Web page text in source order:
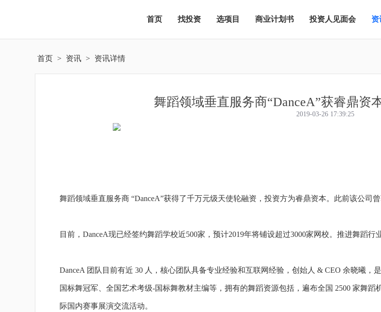
首页 找投资 选项目 商业计划书 投资人见面会 资
首页 > 资讯 > 资讯详情
舞蹈领域垂直服务商“DanceA”获睿鼎资
2019-03-26 17:39:25
舞蹈领域垂直服务商 “DanceA”获得了千万元级天使轮融资，投资方为睿鼎资本。此前该公司
目前，DanceA现已经签约舞蹈学校近500家，预计2019年将铺设超过3000家网校。推进舞蹈行
DanceA 团队目前有近 30 人，核心团队具备专业经验和互联网经验，创始人 & CEO 余晓曦
国标舞冠军、全国艺术考级-国标舞教材主编等，拥有的舞蹈资源包括，遍布全国 2500 家舞
际国内赛事展演交流活动。